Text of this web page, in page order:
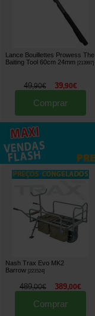
Lance Bouillettes Prowess The
Baiting Tool 60cm 24mm [213997]
49,90€ 39,90€
Comprar
Nash Trax Evo MK2
Barrow [221524]
489,00€ 389,00€
Comprar